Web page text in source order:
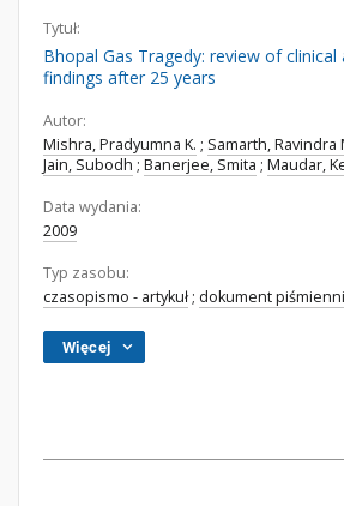
Tytuł:
Bhopal Gas Tragedy: review of
findings after 25 years
Autor:
Mishra, Pradyumna K. ; Samarth, Ravindra
Jain, Subodh ; Banerjee, Smita ; Maudar,
Data wydania:
2009
Typ zasobu:
czasopismo - artykuł ; dokument
Więcej